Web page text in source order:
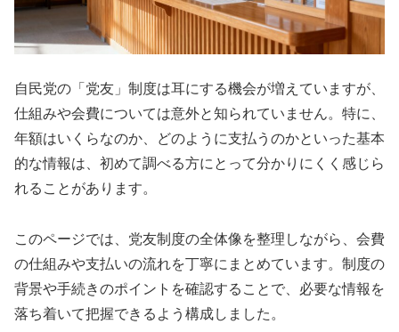
自民党の「党友」制度は耳にする機会が増えていますが、
仕組みや会費については意外と知られていません。特に、
年額はいくらなのか、どのように支払うのかといった基本
的な情報は、初めて調べる方にとって分かりにくく感じら
れることがあります。
このページでは、党友制度の全体像を整理しながら、会費
の仕組みや支払いの流れを丁寧にまとめています。制度の
背景や手続きのポイントを確認することで、必要な情報を
落ち着いて把握できるよう構成しました。